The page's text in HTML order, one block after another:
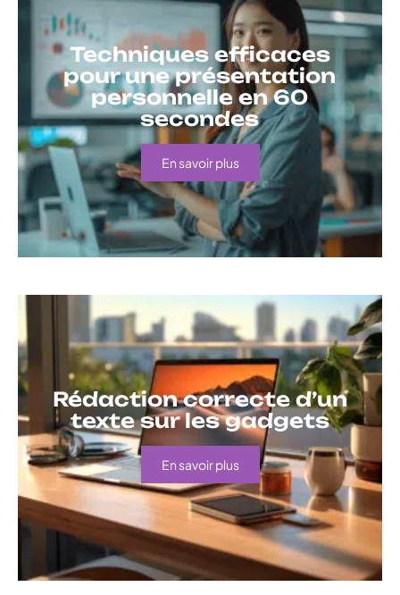
Techniques efficaces
pour une présentation
personnelle en 60
secondes
En savoir plus
Rédaction correcte d’un
texte sur les gadgets
En savoir plus